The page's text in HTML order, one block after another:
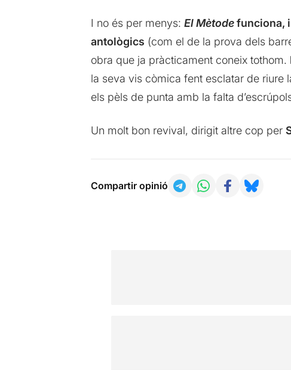
I no és per menys: El Mètodefunciona,
antològics (com el de la prova dels
obra que ja pràcticament coneix tothom.
la seva vis còmica fent esclatar de riure
els pèls de punta amb la falta
Un molt bon revival, dirigit altre cop per
Compartir opinió